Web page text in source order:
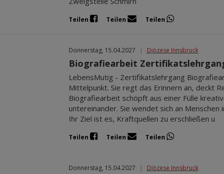
Teilen Teilen Teilen
Donnerstag, 15.04.2027 | Diözese Innsbruck
Biografiearbeit
LebensMutig - Zertifikatslehrgang
Mittelpunkt. Sie regt das Erinnern an, deckt
Biografiearbeit schöpft aus einer Fülle
untereinander. Sie wendet sich an
Ihr Ziel ist es, Kraftquellen zu erschließen u
Teilen Teilen Teilen
Donnerstag, 15.04.2027 | Diözese Innsbruck